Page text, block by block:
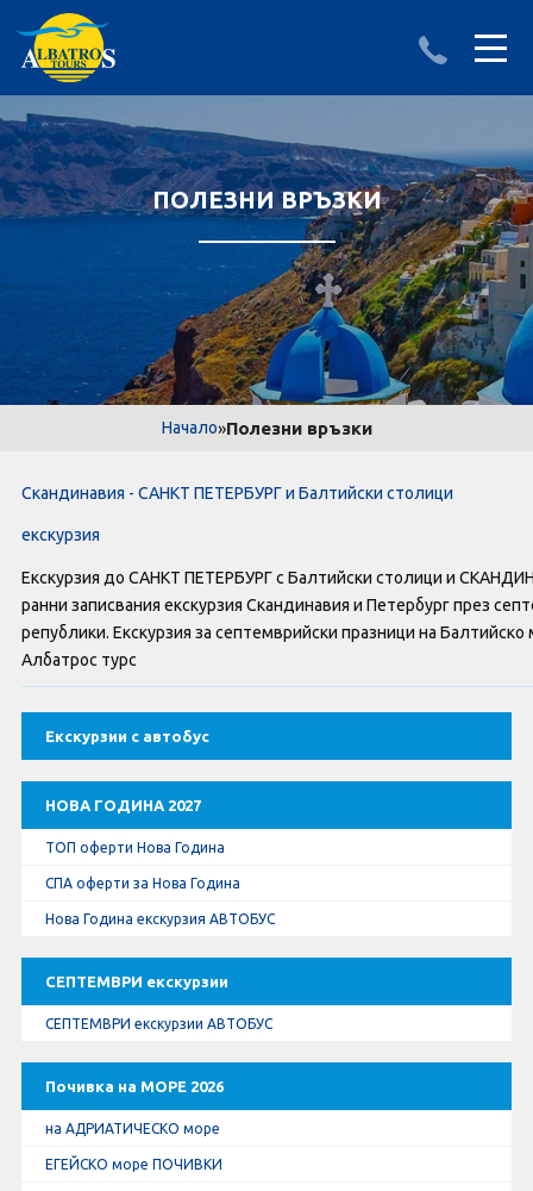
ДЕСТИНАЦИИ
АЛБАНИЯ
ТУРЦИЯ
LAST MINUTE оферти
Оферти За Нова Година
Септемврийски Празници
Автобусни Екскурзии
Документи
Лични данни
Стандартен Формуляр
КОНТАКТИ
ИЗПРАТИ ЗАПИТВАНЕ
ПОЛЕЗНИ ВРЪЗКИ
Начало»Полезни връзки
Екскурзии с автобус
НОВА ГОДИНА 2027
ТОП оферти Нова Година
СПА оферти за Нова Година
Нова Година екскурзия АВТОБУС
СЕПТЕМВРИ екскурзии
СЕПТЕМВРИ екскурзии АВТОБУС
Почивка на МОРЕ 2026
на АДРИАТИЧЕСКО море
ЕГЕЙСКО море ПОЧИВКИ
Скандинавия - САНКТ ПЕТЕРБУРГ и Балтийски столици
екскурзия
Екскурзия до САНКТ ПЕТЕРБУРГ с Балтийски столици и
ранни записвания екскурзия Скандинавия и Петербург през
републики. Екскурзия за септемврийски празници на
Албатрос турс